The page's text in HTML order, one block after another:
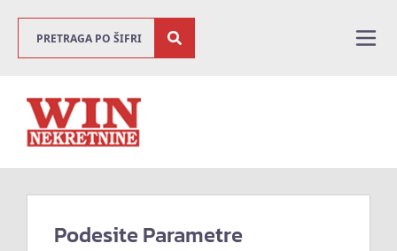
Podesite Parametre